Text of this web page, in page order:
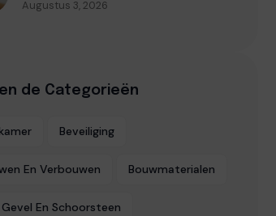
Augustus 3, 2026
de Categorieën
Beveiliging
En Verbouwen Bouwmaterialen
Gevel En Schoorsteen